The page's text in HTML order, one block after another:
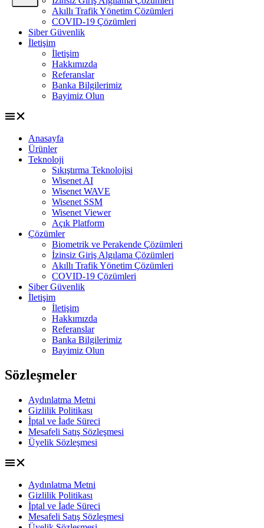
Akıllı Trafik Yönetim Çözümleri
COVID-19 Çözümleri
Siber Güvenlik
İletişim
İletişim
Hakkımızda
Referanslar
Banka Bilgilerimiz
Bayimiz Olun
Anasayfa
Ürünler
Teknoloji
Sıkıştırma Teknolojisi
Wisenet AI
Wisenet WAVE
Wisenet SSM
Wisenet Viewer
Açık Platform
Çözümler
Biometrik ve Perakende Çözümleri
İzinsiz Giriş Algılama Çözümleri
Akıllı Trafik Yönetim Çözümleri
COVID-19 Çözümleri
Siber Güvenlik
İletişim
İletişim
Hakkımızda
Referanslar
Banka Bilgilerimiz
Bayimiz Olun
Sözleşmeler
Aydınlatma Metni
Gizlilik Politikası
İptal ve İade Süreci
Mesafeli Satış Sözleşmesi
Üyelik Sözleşmesi
Aydınlatma Metni
Gizlilik Politikası
İptal ve İade Süreci
Mesafeli Satış Sözleşmesi